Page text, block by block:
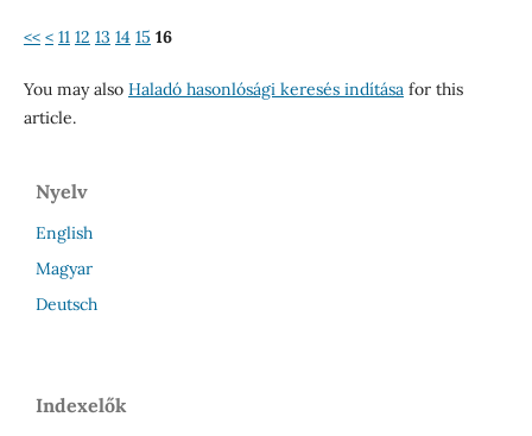
<< < 11 12 13 14 15 16
You may also Haladó hasonlósági keresés indításafor this
article.
Nyelv
English
Magyar
Deutsch
Indexelők